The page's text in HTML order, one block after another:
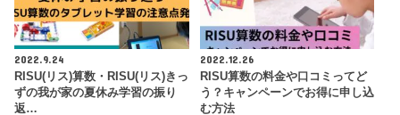
2022.9.24
RISU(リス)算数・RISU(リス)きっ
ずの我が家の夏休み学習の振り
返…
2022.12.26
RISU算数の料金や口コミってど
う？キャンペーンでお得に申し込
む方法